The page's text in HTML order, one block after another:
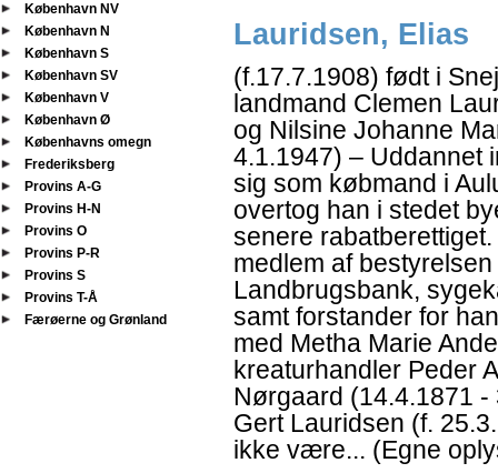
København NV
København N
København S
København SV
København V
København Ø
Københavns omegn
Frederiksberg
Provins A-G
Provins H-N
Provins O
Provins P-R
Provins S
Provins T-Å
Færøerne og Grønland
Lauridsen, Elias
(f.17.7.1908) født i
landmand Clemen
og Nilsine Johanne
4.1.1947) – Uddannet
sig som købmand i
overtog han i stedet
senere
medlem af
Landbrugsbank,
samt forstander for
med Metha Marie
kreaturhandler Peder
Nørgaard (14.4.1871
Gert Lauridsen (f.
ikke være... (Egne